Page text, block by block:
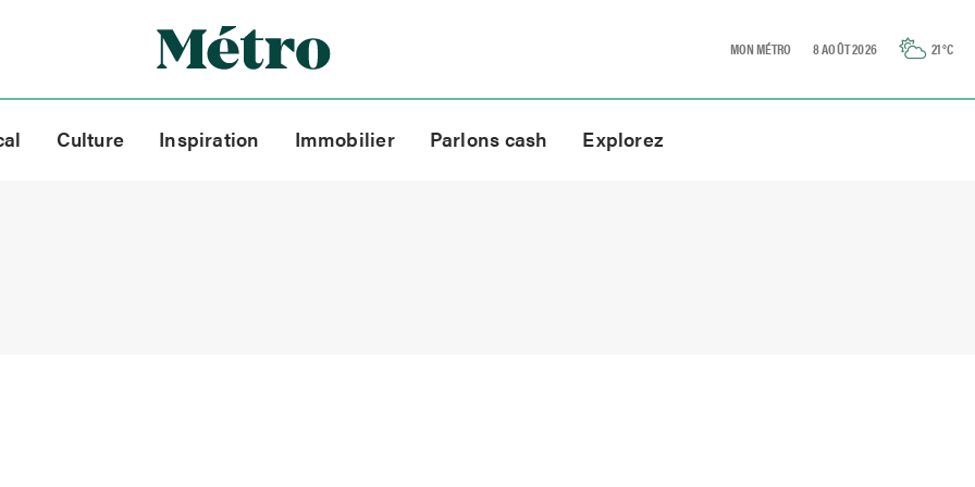
MON MÉTRO 8 AOÛT 2026 21°C
Culture Inspiration Immobilier Parlons cash Explorez